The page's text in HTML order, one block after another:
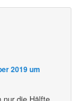
2019 um